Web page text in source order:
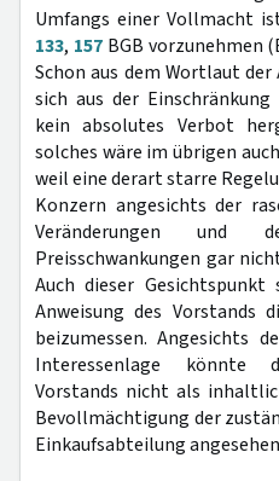
Umfangs einer Vollmacht
133, 157BGB vorzunehmen
Schon aus dem Wortlaut
sich aus der
kein absolutes Verbot
solches wäre im übrigen
weil eine derart starre
Konzern angesichts der
Veränderungen und
Preisschwankungen gar
Auch dieser
Anweisung des Vorstands
beizumessen. Angesichts
Interessenlage könnte
Vorstands nicht als
Bevollmächtigung der
Einkaufsabteilung